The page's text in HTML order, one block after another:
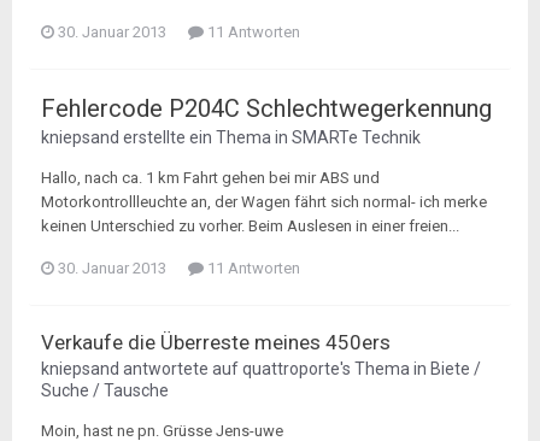
30. Januar 2013 11 Antworten
Fehlercode P204C Schlechtwegerkennung
kniepsand erstellte ein Thema in SMARTe Technik
Hallo, nach ca. 1 km Fahrt gehen bei mir ABS und
Motorkontrollleuchte an, der Wagen fährt sich normal- ich merke
keinen Unterschied zu vorher. Beim Auslesen in einer freien...
30. Januar 2013 11 Antworten
Verkaufe die Überreste meines 450ers
kniepsand antwortete aufquattroporte's Thema in Biete /
Suche / Tausche
Moin, hast ne pn. Grüsse Jens-uwe